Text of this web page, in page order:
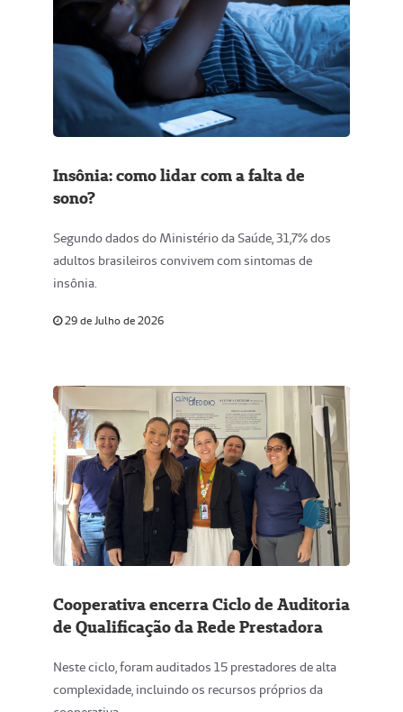
Insônia: como lidar com a falta de
sono?
Segundo dados do Ministério da Saúde, 31,7% dos
adultos brasileiros convivem com sintomas de
insônia.
29 de Julho de 2026
Cooperativa encerra Ciclo de Auditoria
de Qualificação da Rede Prestadora
Neste ciclo, foram auditados 15 prestadores de alta
complexidade, incluindo os recursos próprios da